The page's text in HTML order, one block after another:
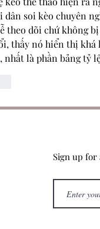
soi kèo chuyên
theo dõi chứ không
thấy nó hiển thị
nhất là phần bảng tỷ
Sign up for